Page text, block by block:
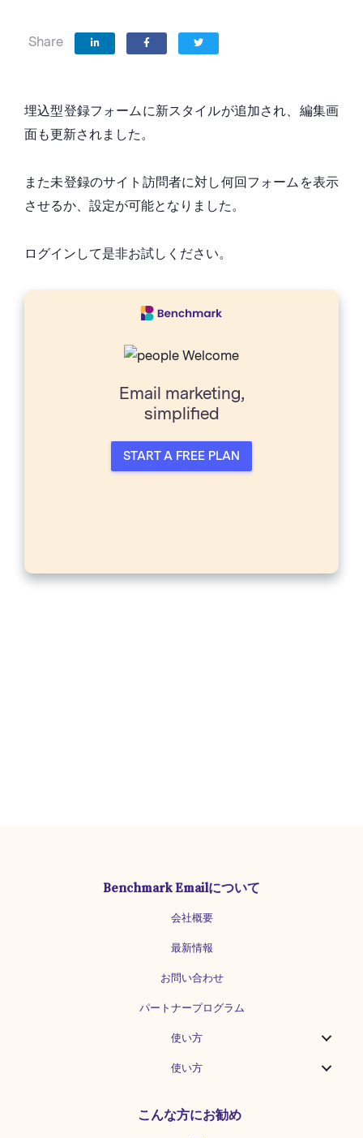
Share
埋込型登録フォームに新スタイルが追加され、編集画
面も更新されました。
また未登録のサイト訪問者に対し何回フォームを表示
させるか、設定が可能となりました。
ログインして是非お試しください。
Email marketing,
simpliﬁed
START A FREE PLAN
Benchmark Emailについて
会社概要
最新情報
お問い合わせ
パートナープログラム
使い方
使い方
こんな方にお勧め